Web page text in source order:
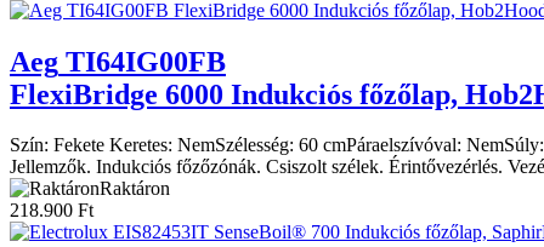
Aeg TI64IG00FB
FlexiBridge 6000 Indukciós főzőlap,
Szín: Fekete Keretes: NemSzélesség: 60 cmPáraelszívóval: NemSúly:
Jellemzők. Indukciós főzőzónák. Csiszolt szélek. Érintővezérlés.
Raktáron
218.900 Ft